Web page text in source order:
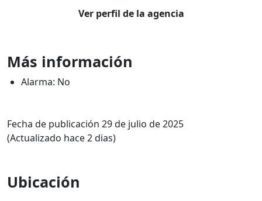
Ver perfil de la agencia
Más información
Alarma: No
Fecha de publicación 29 de julio de 2025
(Actualizado hace 2 dias)
Ubicación